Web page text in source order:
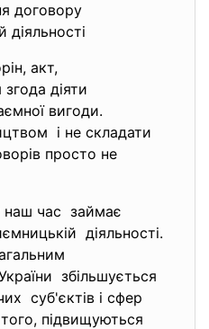
договору
діяльності
акт,
діяти
вигоди.
і не складати
просто не
наш час займає
діяльності.
збільшується
суб'єктів і сфер
того, підвищуються